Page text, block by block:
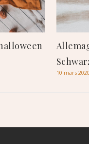
10 mars 2020